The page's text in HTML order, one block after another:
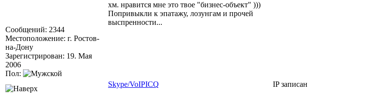
Сообщений: 2344
Местоположение: г. Ростов-
на-Дону
Зарегистрирован: 19. Мая
2006
Пол:
хм. нравится мне это твое "бизнес-объект" )))
Попривыкли к эпатажу, лозунгам и прочей
выспренности...
Skype/VoIPICQ IP записан